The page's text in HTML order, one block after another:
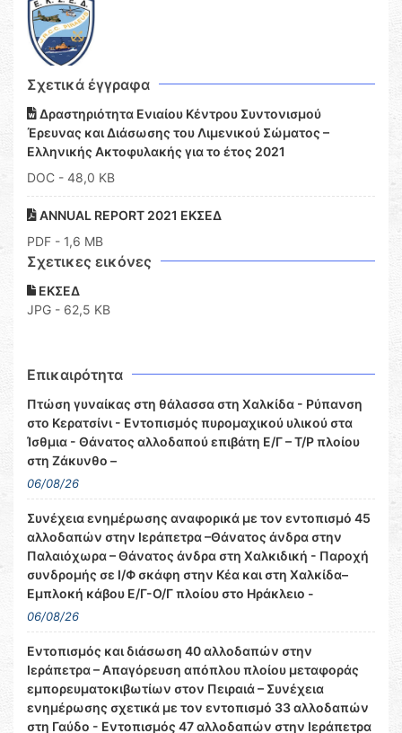
Σχετικά έγγραφα
Δραστηριότητα Ενιαίου Κέντρου Συντονισμού
Έρευνας και Διάσωσης του Λιμενικού Σώματος –
Ελληνικής Ακτοφυλακής για το έτος 2021
DOC - 48,0 KB
ANNUAL REPORT 2021 ΕΚΣΕΔ
PDF - 1,6 MB
Σχετικες εικόνες
ΕΚΣΕΔ
JPG - 62,5 KB
Επικαιρότητα
Πτώση γυναίκας στη θάλασσα στη Χαλκίδα - Ρύπανση
στο Κερατσίνι - Εντοπισμός πυρομαχικού υλικού στα
Ίσθμια - Θάνατος αλλοδαπού επιβάτη Ε/Γ – Τ/Ρ πλοίου
στη Ζάκυνθο –
06/08/26
Συνέχεια ενημέρωσης αναφορικά με τον εντοπισμό 45
αλλοδαπών στην Ιεράπετρα –Θάνατος άνδρα στην
Παλαιόχωρα – Θάνατος άνδρα στη Χαλκιδική - Παροχή
συνδρομής σε Ι/Φ σκάφη στην Κέα και στη Χαλκίδα–
Εμπλοκή κάβου Ε/Γ-Ο/Γ πλοίου στο Ηράκλειο -
06/08/26
Εντοπισμός και διάσωση 40 αλλοδαπών στην
Ιεράπετρα – Απαγόρευση απόπλου πλοίου μεταφοράς
εμπορευματοκιβωτίων στον Πειραιά – Συνέχεια
ενημέρωσης σχετικά με τον εντοπισμό 33 αλλοδαπών
στη Γαύδο - Εντοπισμός 47 αλλοδαπών στην Ιεράπετρα